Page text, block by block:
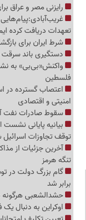
رایزنی مصر و عراق
غریب‌آبادی:پیام‌هایی
تعهدات دریافت کرده
شرط ایران برای
دستگیری باند سرقت پراید
واکنش«بی‌بی» به
فلسطین
اعتصاب گسترده در
امنیتی و اقتصادی
سقوط صادرات نفت
بیانیه پایانی
توقف تجاوزات
آخرین جزئیات از
تنگه هرمز
برابر شد
حشدالشعبی هرگونه
اوکراین به دنبال